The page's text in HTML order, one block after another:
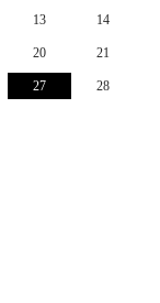
13 14
20 21
27 28